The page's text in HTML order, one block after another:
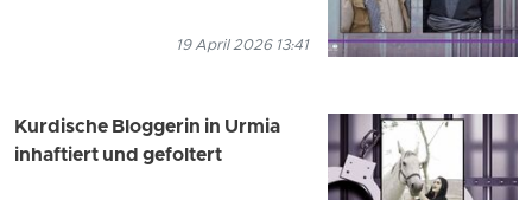
19 April 2026 13:41
Kurdische Bloggerin in Urmia
inhaftiert und gefoltert